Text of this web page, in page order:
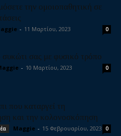
την ομοιοπαθητική σε
- 11 Μαρτίου, 2023 0
συκώτι σας με φυσικό τρόπο
- 10 Μαρτίου, 2023 0
που καταργεί τη
και την κολονοσκόπηση
Maggie - 15 Φεβρουαρίου, 2023 0